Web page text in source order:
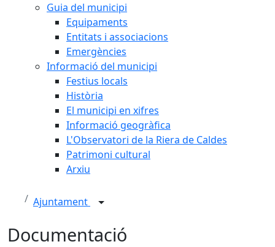
Guia del municipi
Equipaments
Entitats i associacions
Emergències
Informació del municipi
Festius locals
Història
El municipi en xifres
Informació geogràfica
L'Observatori de la Riera de Caldes
Patrimoni cultural
Arxiu
Ajuntament
Documentació